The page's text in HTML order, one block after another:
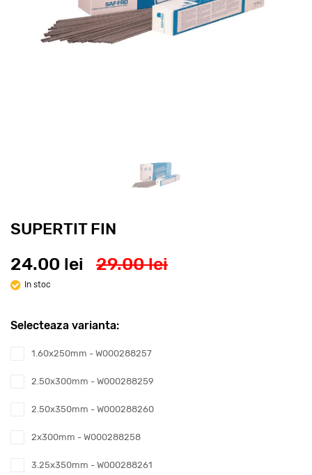
SUPERTIT FIN
24.00 lei 29.00 lei
In stoc
Selecteaza varianta:
1.60x250mm - W000288257
2.50x300mm - W000288259
2.50x350mm - W000288260
2x300mm - W000288258
3.25x350mm - W000288261